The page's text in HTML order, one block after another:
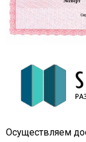
Осуществляем